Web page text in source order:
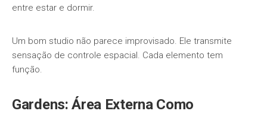
entre estar e dormir.
Um bom studio não parece improvisado. Ele transmite
sensação de controle espacial. Cada elemento tem
função.
Gardens: Área Externa Como